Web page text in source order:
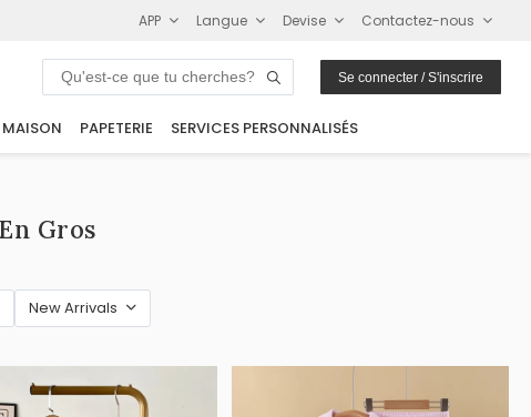
APP Langue Devise Contactez-nous
Se connecter / S'inscrire
MAISON PAPETERIE SERVICES PERSONNALISÉS
Gros
New Arrivals